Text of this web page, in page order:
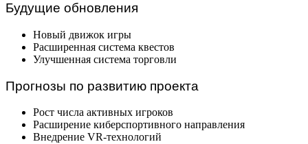
Будущие обновления
Новый движок игры
Расширенная система квестов
Улучшенная система торговли
Прогнозы по развитию проекта
Рост числа активных игроков
Расширение киберспортивного направления
Внедрение VR-технологий